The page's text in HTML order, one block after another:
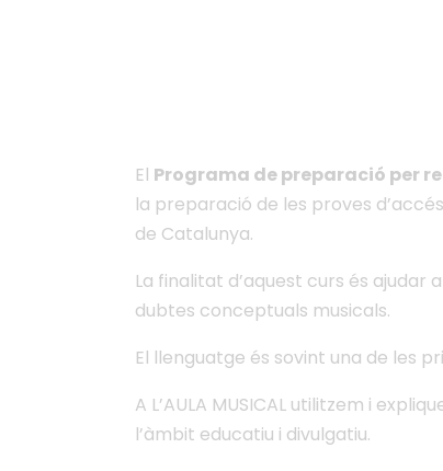
El Programa de preparació per
la preparació de les proves
de Catalunya.
La finalitat d’aquest curs és
dubtes conceptuals musicals.
El llenguatge és sovint una de les
A L’AULA MUSICAL utilitzem i
l’àmbit educatiu i divulgatiu.